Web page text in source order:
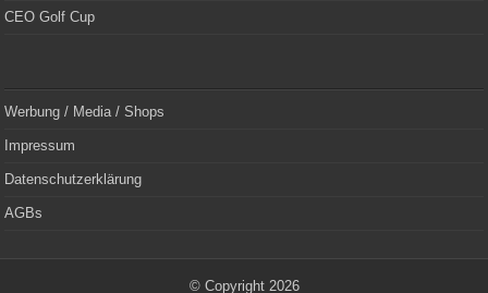
CEO Golf Cup
Werbung / Media / Shops
Impressum
Datenschutzerklärung
AGBs
© Copyright 2026